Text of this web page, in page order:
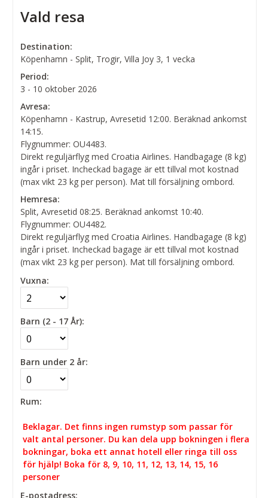
Vald resa
Destination:
Köpenhamn - Split, Trogir, Villa Joy 3, 1 vecka
Period:
3 - 10 oktober 2026
Avresa:
Köpenhamn - Kastrup, Avresetid 12:00. Beräknad ankomst
14:15.
Flygnummer: OU4483.
Direkt reguljärflyg med Croatia Airlines. Handbagage (8 kg)
ingår i priset. Incheckad bagage är ett tillval mot kostnad
(max vikt 23 kg per person). Mat till försäljning ombord.
Hemresa:
Split, Avresetid 08:25. Beräknad ankomst 10:40.
Flygnummer: OU4482.
Direkt reguljärflyg med Croatia Airlines. Handbagage (8 kg)
ingår i priset. Incheckad bagage är ett tillval mot kostnad
(max vikt 23 kg per person). Mat till försäljning ombord.
Vuxna:
Barn (2 - 17 År):
Barn under 2 år:
Rum:
Beklagar. Det finns ingen rumstyp som passar för
valt antal personer. Du kan dela upp bokningen i flera
bokningar, boka ett annat hotell eller ringa till oss
för hjälp! Boka för 8, 9, 10, 11, 12, 13, 14, 15, 16
personer
E-postadress: